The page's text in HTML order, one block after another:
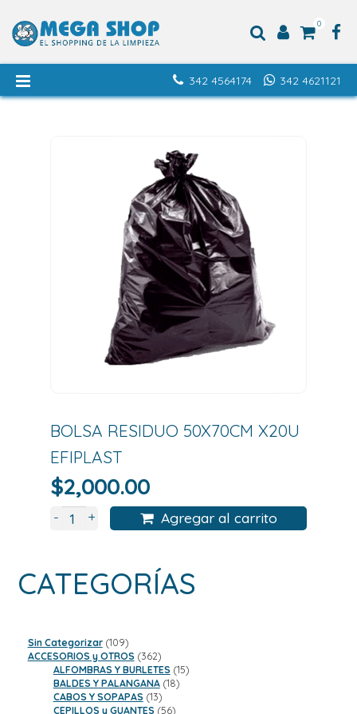
0
342 4621121
342 4564174
BOLSA RESIDUO 50X70CM X20U
EFIPLAST
$2,000.00
- + Agregar al carrito
CATEGORÍAS
Sin Categorizar 109109
productos
ACCESORIOS y OTROS 362362
productos
ALFOMBRAS Y BURLETES 1515
BALDES Y PALANGANA 1818
CABOS Y SOPAPAS 1313
productos
CEPILLOS y GUANTES 5656